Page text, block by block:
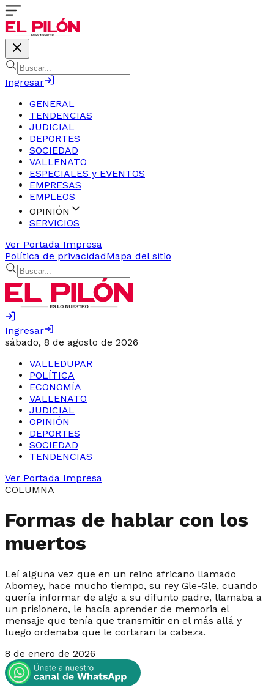
Ingresar
GENERAL
TENDENCIAS
JUDICIAL
DEPORTES
SOCIEDAD
VALLENATO
ESPECIALES y EVENTOS
EMPRESAS
EMPLEOS
OPINIÓN
SERVICIOS
Ver Portada Impresa
Política de privacidadMapa del sitio
Ingresar
sábado, 8 de agosto de 2026
VALLEDUPAR
POLÍTICA
ECONOMÍA
VALLENATO
JUDICIAL
OPINIÓN
DEPORTES
SOCIEDAD
TENDENCIAS
Ver Portada Impresa
COLUMNA
Formas de hablar con los
muertos
Leí alguna vez que en un reino africano llamado
Abomey, hace mucho tiempo, su rey Gle-Gle, cuando
quería informar de algo a su difunto padre, llamaba a
un prisionero, le hacía aprender de memoria el
mensaje que tenía que transmitir en el más allá y
luego ordenaba que le cortaran la cabeza.
8 de enero de 2026